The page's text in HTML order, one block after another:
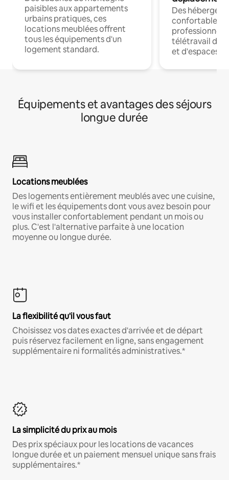
paisibles aux appartements
urbains pratiques, ces
locations meublées offrent
tous les équipements d'un
logement standard.
Des
confortables
professionnels
télétravail
et d'espaces
Équipements et avantages des séjours
longue durée
Locations meublées
Des logements entièrement meublés avec une cuisine,
le wifi et les équipements dont vous avez besoin pour
vous installer confortablement pendant un mois ou
plus. C'est l'alternative parfaite à une location
moyenne ou longue durée.
La flexibilité qu'il vous faut
Choisissez vos dates exactes d'arrivée et de départ
puis réservez facilement en ligne, sans engagement
supplémentaire ni formalités administratives.*
La simplicité du prix au mois
Des prix spéciaux pour les locations de vacances
longue durée et un paiement mensuel unique sans frais
supplémentaires.*